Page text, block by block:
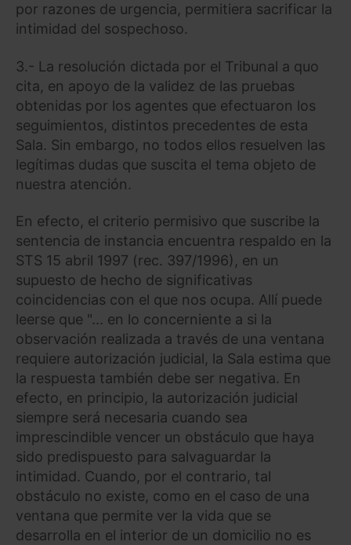
por razones de urgencia, permitiera sacrificar la
intimidad del sospechoso.
3.- La resolución dictada por el Tribunal a quo
cita, en apoyo de la validez de las pruebas
obtenidas por los agentes que efectuaron los
seguimientos, distintos precedentes de esta
Sala. Sin embargo, no todos ellos resuelven las
legítimas dudas que suscita el tema objeto de
nuestra atención.
En efecto, el criterio permisivo que suscribe la
sentencia de instancia encuentra respaldo en la
STS 15 abril 1997 (rec. 397/1996), en un
supuesto de hecho de significativas
coincidencias con el que nos ocupa. Allí puede
leerse que "... en lo concerniente a si la
observación realizada a través de una ventana
requiere autorización judicial, la Sala estima que
la respuesta también debe ser negativa. En
efecto, en principio, la autorización judicial
siempre será necesaria cuando sea
imprescindible vencer un obstáculo que haya
sido predispuesto para salvaguardar la
intimidad. Cuando, por el contrario, tal
obstáculo no existe, como en el caso de una
ventana que permite ver la vida que se
desarrolla en el interior de un domicilio no es